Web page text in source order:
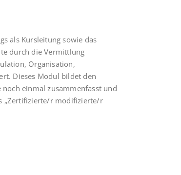
als Kursleitung sowie das
durch die Vermittlung
Organisation,
Dieses Modul bildet den
einmal zusammenfasst und
„Zertifizierte/r modifizierte/r